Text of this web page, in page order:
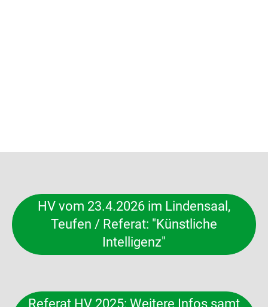
HV vom 23.4.2026 im Lindensaal,
Teufen / Referat: "Künstliche
Intelligenz"
Referat HV 2025: Weitere Infos samt